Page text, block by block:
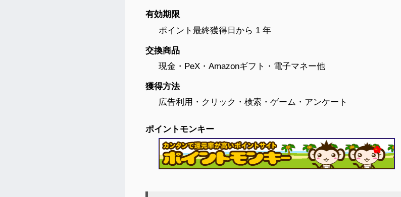
有効期限
ポイント最終獲得日から 1 年
交換商品
現金・PeX・Amazonギフト・電子マネー他
獲得方法
広告利用・クリック・検索・ゲーム・アンケート
ポイントモンキー